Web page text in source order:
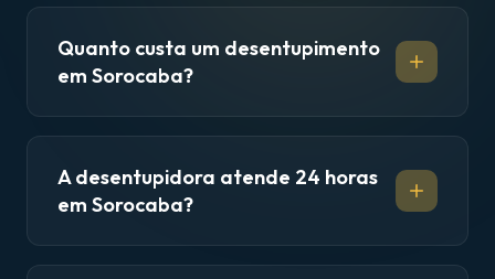
Quanto custa um desentupimento
em Sorocaba?
A desentupidora atende 24 horas
em Sorocaba?